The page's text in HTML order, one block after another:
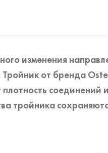
изменения
от бренда
тройника